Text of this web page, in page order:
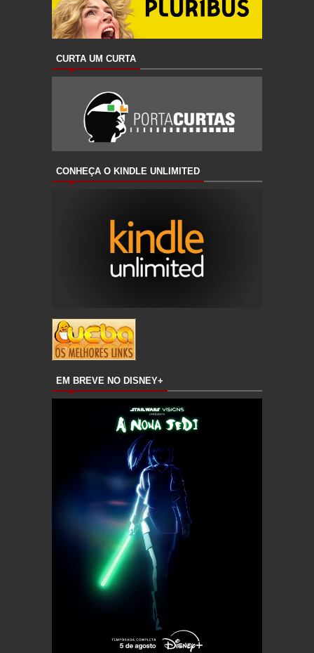
CURTA UM CURTA
CONHEÇA O KINDLE UNLIMITED
EM BREVE NO DISNEY+